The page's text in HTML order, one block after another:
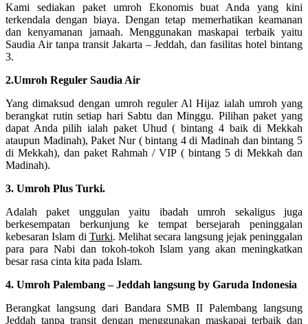
Kami sediakan paket umroh Ekonomis buat Anda yang kini
terkendala dengan biaya. Dengan tetap memerhatikan keamanan
dan kenyamanan jamaah. Menggunakan maskapai terbaik yaitu
Saudia Air tanpa transit Jakarta – Jeddah, dan fasilitas hotel bintang
3.
2.Umroh Reguler Saudia Air
Yang dimaksud dengan umroh reguler Al Hijaz ialah umroh yang
berangkat rutin setiap hari Sabtu dan Minggu. Pilihan paket yang
dapat Anda pilih ialah paket Uhud ( bintang 4 baik di Mekkah
ataupun Madinah), Paket Nur ( bintang 4 di Madinah dan bintang 5
di Mekkah), dan paket Rahmah / VIP ( bintang 5 di Mekkah dan
Madinah).
3. Umroh Plus Turki.
Adalah paket unggulan yaitu ibadah umroh sekaligus juga
berkesempatan berkunjung ke tempat bersejarah peninggalan
kebesaran Islam di Turki. Melihat secara langsung jejak peninggalan
para para Nabi dan tokoh-tokoh Islam yang akan meningkatkan
besar rasa cinta kita pada Islam.
4. Umroh Palembang – Jeddah langsung by Garuda Indonesia
Berangkat langsung dari Bandara SMB II Palembang langsung
Jeddah tanpa transit dengan menggunakan maskapai terbaik dan